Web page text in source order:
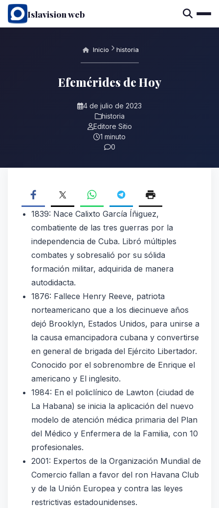
Islavision web
Inicio historia
Efemérides de Hoy
4 de julio de 2023
historia
Editore Sitio
1 minuto
0
1839: Nace Calixto García Íñiguez,
combatiente de las tres guerras por la
independencia de Cuba. Libró múltiples
combates y sobresalió por su sólida
formación militar, adquirida de manera
autodidacta.
1876: Fallece Henry Reeve, patriota
norteamericano que a los diecinueve años
dejó Brooklyn, Estados Unidos, para unirse a
la causa emancipadora cubana y convertirse
en general de brigada del Ejército Libertador.
Conocido por el sobrenombre de Enrique el
americano y El inglesito.
1984: En el policlínico de Lawton (ciudad de
La Habana) se inicia la aplicación del nuevo
modelo de atención médica primaria del Plan
del Médico y Enfermera de la Familia, con 10
profesionales.
2001: Expertos de la Organización Mundial de
Comercio fallan a favor del ron Havana Club
y de la Unión Europea y contra las leyes
restrictivas estadounidenses.